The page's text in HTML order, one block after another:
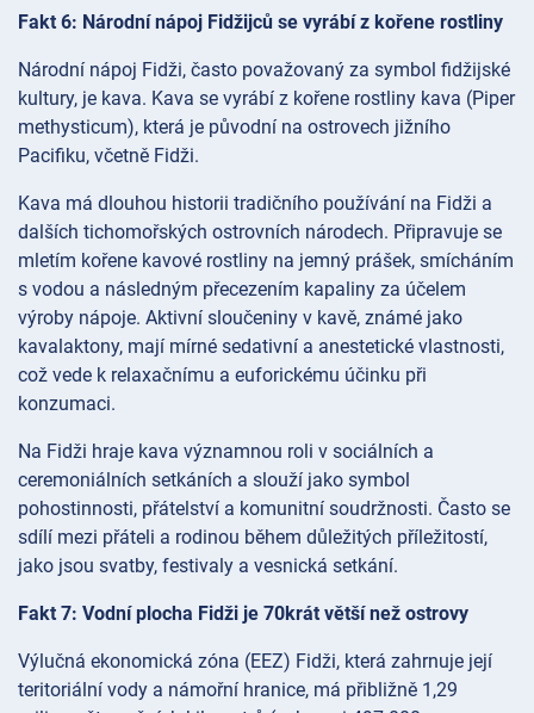
Fakt 6: Národní nápoj Fidžijců se vyrábí z kořene rostliny
Národní nápoj Fidži, často považovaný za symbol fidžijské
kultury, je kava. Kava se vyrábí z kořene rostliny kava (Piper
methysticum), která je původní na ostrovech jižního
Pacifiku, včetně Fidži.
Kava má dlouhou historii tradičního používání na Fidži a
dalších tichomořských ostrovních národech. Připravuje se
mletím kořene kavové rostliny na jemný prášek, smícháním
s vodou a následným přecezením kapaliny za účelem
výroby nápoje. Aktivní sloučeniny v kavě, známé jako
kavalaktony, mají mírné sedativní a anestetické vlastnosti,
což vede k relaxačnímu a euforickému účinku při
konzumaci.
Na Fidži hraje kava významnou roli v sociálních a
ceremoniálních setkáních a slouží jako symbol
pohostinnosti, přátelství a komunitní soudržnosti. Často se
sdílí mezi přáteli a rodinou během důležitých příležitostí,
jako jsou svatby, festivaly a vesnická setkání.
Fakt 7: Vodní plocha Fidži je 70krát větší než ostrovy
Výlučná ekonomická zóna (EEZ) Fidži, která zahrnuje její
teritoriální vody a námořní hranice, má přibližně 1,29